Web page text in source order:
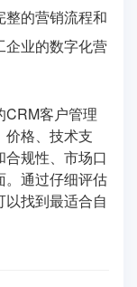
整的营销流程和
企业的数字化营
CRM客户管理
价格、技术支
规性、市场口
。通过仔细评估
找到最适合自